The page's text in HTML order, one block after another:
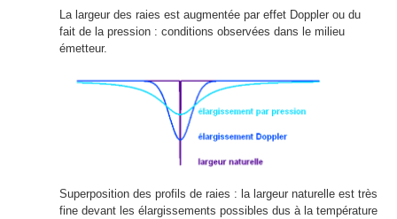
La largeur des raies est augmentée par effet Doppler ou du
fait de la pression : conditions observées dans le milieu
émetteur.
Superposition des profils de raies : la largeur naturelle est très
fine devant les élargissements possibles dus à la température